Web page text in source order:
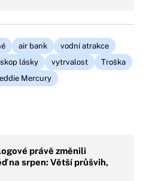
air bank
vodní atrakce
lásky vytrvalost
Troška
Mercury
právě změnili
na srpen: Větší průšvih,